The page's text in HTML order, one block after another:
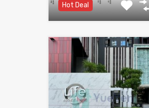
Hot Deal